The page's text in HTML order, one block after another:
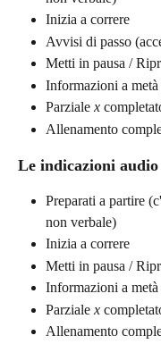
Inizia a correre
Avvisi di passo
Metti in pausa /
Informazioni a metà
Parziale x
Allenamento
Le indicazioni
Preparati a partire
non verbale)
Inizia a correre
Metti in pausa /
Informazioni a metà
Parziale x
Allenamento